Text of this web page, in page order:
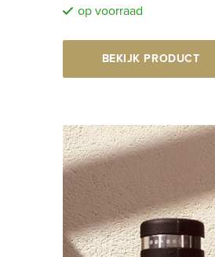
op voorraad
BEKIJK PRODUCT